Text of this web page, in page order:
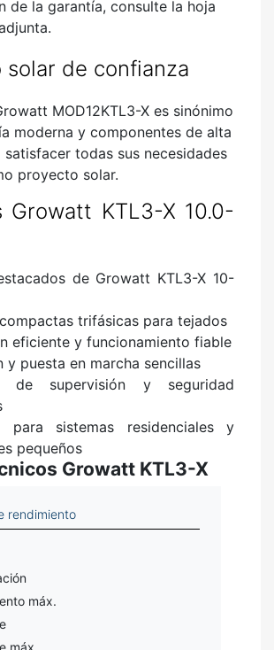
de la garantía, consulte la hoja
solar de confianza
MOD12KTL3-X es sinónimo
moderna y componentes de alta
todas sus necesidades
proyecto solar.
Growatt KTL3-X 10.0-
de Growatt KTL3-X 10-
trifásicas para tejados
eficiente y funcionamiento fiable
y puesta en marcha sencillas
de supervisión y seguridad
para sistemas residenciales y
pequeños
Growatt KTL3-X
rendimiento
máx.
máx.